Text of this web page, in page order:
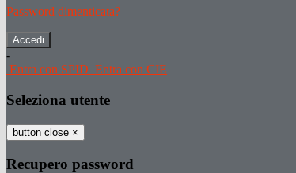
Password dimenticata?
-
Entra con SPID Entra con CIE
Seleziona utente
button close ×
Recupero password